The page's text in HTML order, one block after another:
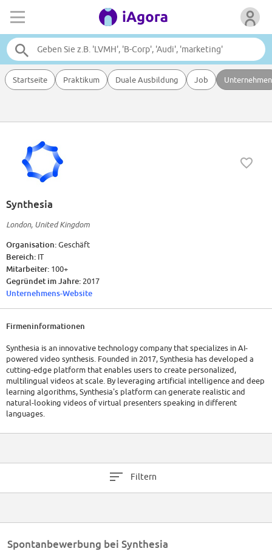
Startseite Praktikum Duale Ausbildung Job Unternehmen
Synthesia
London, United Kingdom
Organisation:Geschäft
Bereich: IT
Mitarbeiter: 100+
Gegründet im Jahre: 2017
Unternehmens-Website
Firmeninformationen
Synthesia is an innovative technology company that specializes in AI-
powered video synthesis. Founded in 2017, Synthesia has developed a
cutting-edge platform that enables users to create personalized,
multilingual videos at scale. By leveraging artificial intelligence and deep
learning algorithms, Synthesia's platform can generate realistic and
natural-looking videos of virtual presenters speaking in different
languages.
Headquartered in London, United Kingdom, Synthesia has attracted a
is recommended to visit their official website or refer to the latest
Filtern
Spontanbewerbung bei Synthesia